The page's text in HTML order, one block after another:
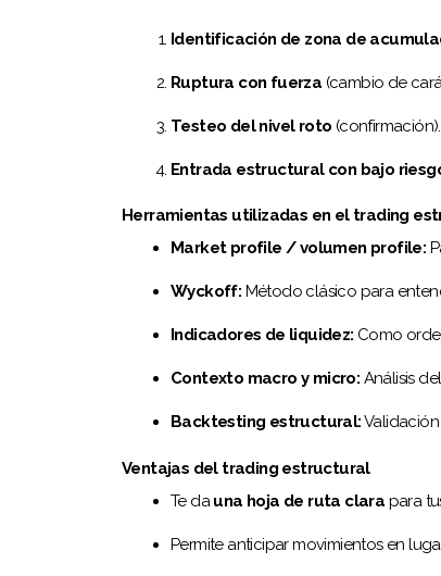
Identificación de zona de
Ruptura con fuerza (cambio de
Testeo del nivel roto (confirmación).
Entrada estructural con bajo
Herramientas utilizadas en el trading
Market profile / volumen profile:
Wyckoff: Método clásico para
Indicadores de liquidez: Como
Contexto macro y micro: Análisis
Backtesting estructural:
Ventajas del trading estructural
Te dauna hoja de ruta clara para
Permite anticipar movimientos en